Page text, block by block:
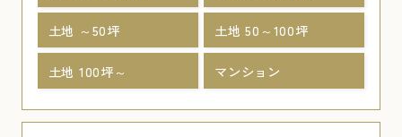
土地 ～50坪 土地 50～100坪
土地 100坪～ マンション